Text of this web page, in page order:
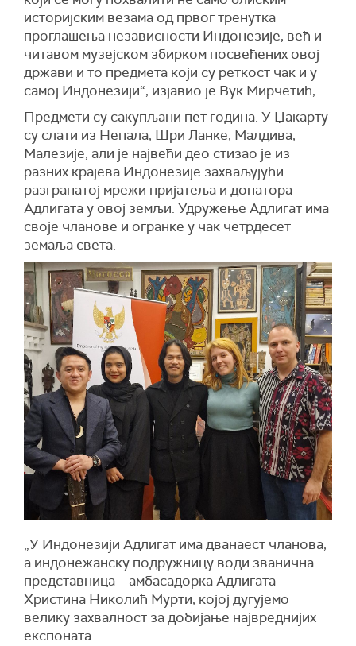
историјским везама од првог тренутка
проглашења независности Индонезије, већ и
читавом музејском збирком посвећених овој
држави и то предмета који су реткост чак и у
самој Индонезији“, изјавио је Вук Мирчетић,
Предмети су сакупљани пет година. У Џакарту
су слати из Непала, Шри Ланке, Малдива,
Малезије, али је највећи део стизао је из
разних крајева Индонезије захваљујући
разгранатој мрежи пријатеља и донатора
Адлигата у овој земљи. Удружење Адлигат има
своје чланове и огранке у чак четрдесет
земаља света.
„У Индонезији Адлигат има дванаест чланова,
а индонежанску подружницу води званична
представница – амбасадорка Адлигата
Христина Николић Мурти, којој дугујемо
велику захвалност за добијање највреднијих
експоната.